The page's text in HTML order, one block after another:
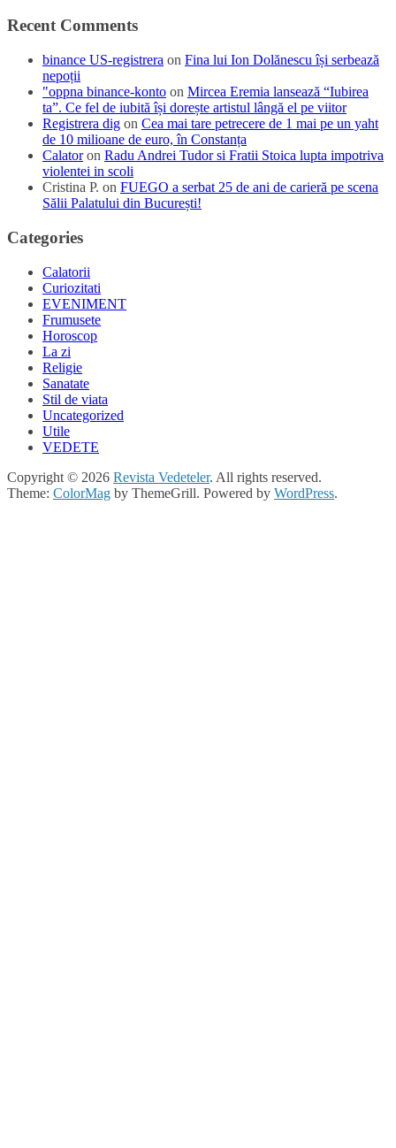
Recent Comments
binance US-registrera on Fina lui Ion Dolănescu își serbează
nepoții
"oppna binance-konto on Mircea Eremia lansează “Iubirea
ta”. Ce fel de iubită își dorește artistul lângă el pe viitor
Registrera dig on Cea mai tare petrecere de 1 mai pe un yaht
de 10 milioane de euro, în Constanța
Calatoron Radu Andrei Tudor si Fratii Stoica lupta impotriva
violentei in scoli
Cristina P. on FUEGO a serbat 25 de ani de carieră pe scena
Sălii Palatului din București!
Categories
Calatorii
Curiozitati
EVENIMENT
Frumusete
Horoscop
La zi
Religie
Sanatate
Stil de viata
Uncategorized
Utile
VEDETE
Copyright © 2026 Revista Vedeteler. All rights reserved.
Theme: ColorMag by ThemeGrill. Powered by WordPress.